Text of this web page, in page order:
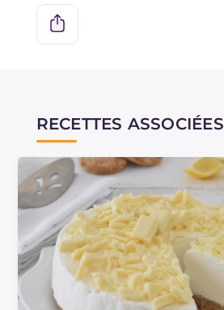
RECETTES ASSOCIÉES